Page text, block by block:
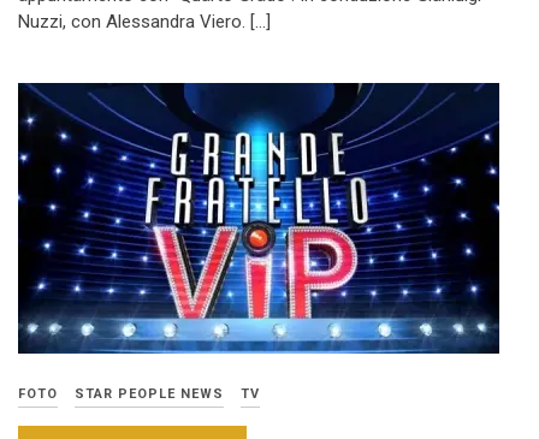
Nuzzi, con Alessandra Viero. […]
FOTO STAR PEOPLE NEWS TV